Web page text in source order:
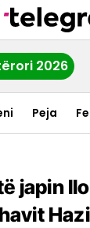
2026
Peja
japin